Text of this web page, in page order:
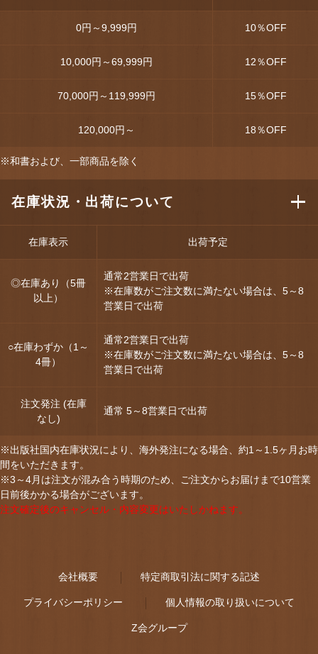
0円～9,999円 10％OFF
10,000円～69,999円 12％OFF
70,000円～119,999円 15％OFF
120,000円～ 18％OFF
※和書および、一部商品を除く
在庫状況・出荷について
在庫表示 出荷予定
◎在庫あり（5冊
以上）
通常2営業日で出荷
※在庫数がご注文数に満たない場合は、5～8
営業日で出荷
○在庫わずか（1～
4冊）
通常2営業日で出荷
※在庫数がご注文数に満たない場合は、5～8
営業日で出荷
注文発注 (在庫
なし)
通常 5～8営業日で出荷
※出版社国内在庫状況により、海外発注になる場合、約1～1.5ヶ月お時
間をいただきます。
※3～4月は注文が混み合う時期のため、ご注文からお届けまで10営業
日前後かかる場合がございます。
注文確定後のキャンセル・内容変更はいたしかねます。
会社概要 特定商取引法に関する記述
プライバシーポリシー 個人情報の取り扱いについて
Z会グループ